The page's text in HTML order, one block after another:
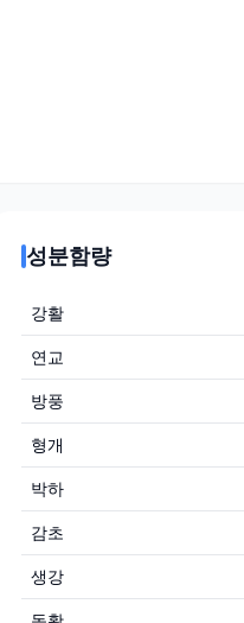
성분함량
강활
연교
방풍
형개
박하
감초
생강